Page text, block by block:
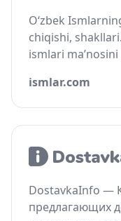
O‘zbek
chiqishi,
ismlari
ismlar.com
DostavkaInfo —
предлагающих